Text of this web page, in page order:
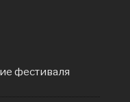
фестиваля